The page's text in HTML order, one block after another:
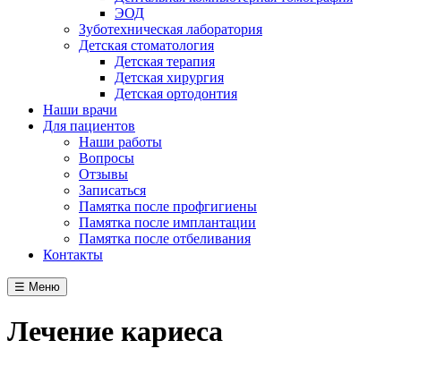
ЭОД
Зуботехническая лаборатория
Детская стоматология
Детская терапия
Детская хирургия
Детская ортодонтия
Наши врачи
Для пациентов
Наши работы
Вопросы
Отзывы
Записаться
Памятка после профгигиены
Памятка после имплантации
Памятка после отбеливания
Контакты
☰ Меню
Лечение кариеса